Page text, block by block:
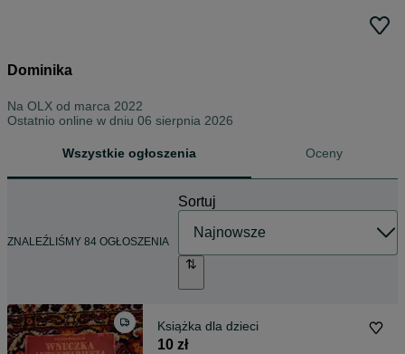
Dominika
Na OLX od marca 2022
Ostatnio online w dniu 06 sierpnia 2026
Wszystkie ogłoszenia Oceny
ZNALEŹLIŚMY 84 OGŁOSZENIA
Sortuj
Książka dla dzieci
10 zł